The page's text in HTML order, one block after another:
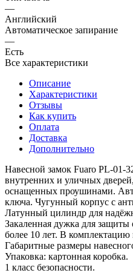
—
Английский
Автоматическое запирание
—
Есть
Все характеристики
Описание
Характеристики
Отзывы
Как купить
Оплата
Доставка
Дополнительно
Навесной замок Fuaro PL-01-
внутренних и уличных
оснащенных проушинами.
ключа. Чугунный корпус с
Латунный цилиндр для
Закаленная дужка для
более 10 лет. В комплектацию
Габаритные размеры
Упаковка: картонная коробка.
1 класс безопасности.